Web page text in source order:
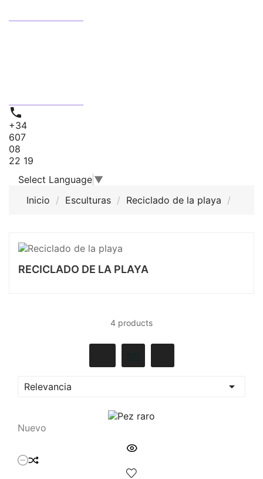

+34
607
08
22 19
Select Language ▼
Inicio Esculturas Reciclado de la playa
RECICLADO DE LA PLAYA
4 products
Relevancia 
Nuevo